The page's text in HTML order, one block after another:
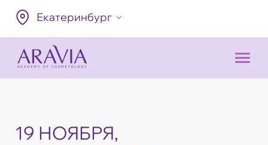
Екатеринбург
19 НОЯБРЯ,